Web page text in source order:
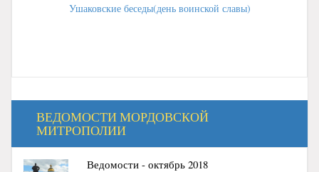
Ушаковские беседы(день воинской славы)
ВЕДОМОСТИ МОРДОВСКОЙ
МИТРОПОЛИИ
Ведомости - октябрь 2018